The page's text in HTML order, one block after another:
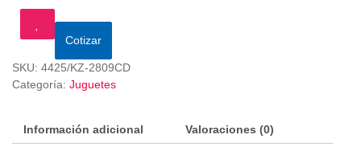
Cotizar
SKU: 4425/KZ-2809CD
Categoría: Juguetes
Información adicional Valoraciones (0)